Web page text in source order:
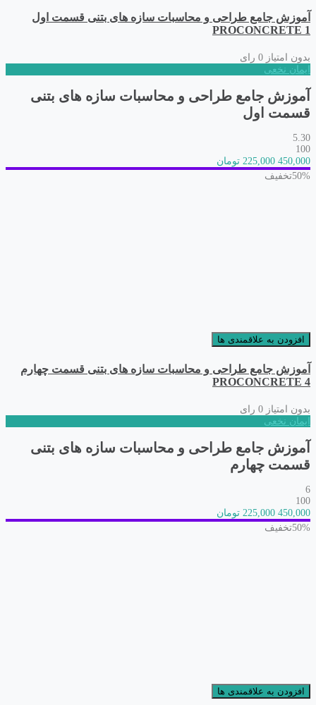
آموزش جامع طراحی و محاسبات سازه های بتنی قسمت اول
PROCONCRETE 1
بدون امتیاز 0 رای
ایمان نخعی
آموزش جامع طراحی و محاسبات سازه های بتنی
قسمت اول
5.30
100
450,000 225,000 تومان
50%تخفیف
افزودن به علاقمندی ها
آموزش جامع طراحی و محاسبات سازه های بتنی قسمت چهارم
PROCONCRETE 4
بدون امتیاز 0 رای
ایمان نخعی
آموزش جامع طراحی و محاسبات سازه های بتنی
قسمت چهارم
6
100
450,000 225,000 تومان
50%تخفیف
افزودن به علاقمندی ها